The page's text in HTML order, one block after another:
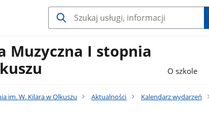
Muzyczna I stopnia
O szkole
im. W. Kilara w Olkuszu Aktualności Kalendarz wydarzeń